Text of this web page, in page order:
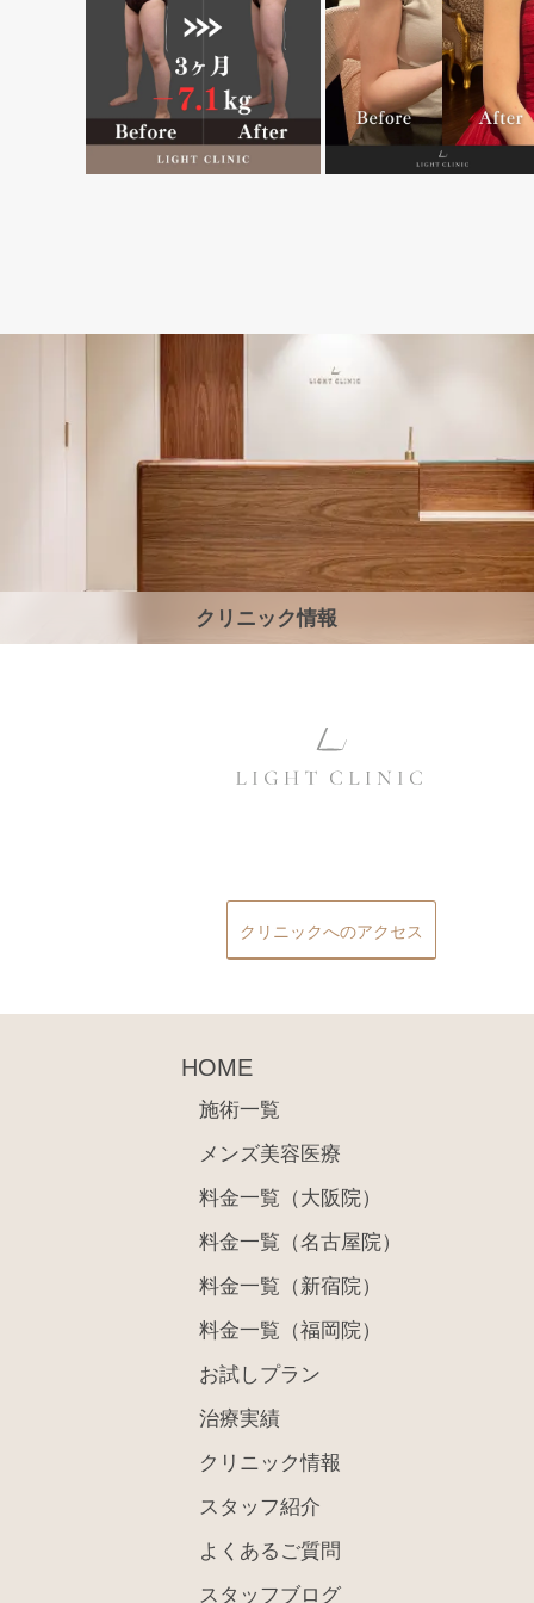
クリニック情報
クリニックへのアクセス
HOME
施術一覧
メンズ美容医療
料金一覧（大阪院）
料金一覧（名古屋院）
料金一覧（新宿院）
料金一覧（福岡院）
お試しプラン
治療実績
クリニック情報
スタッフ紹介
よくあるご質問
スタッフブログ